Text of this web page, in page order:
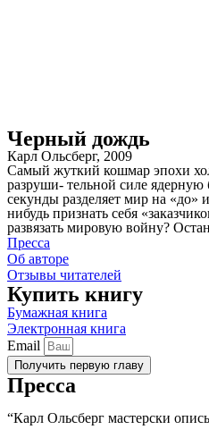
Черный дождь
Карл Ольсберг, 2009
Самый жуткий кошмар эпохи
разруши- тельной силе
секунды разделяет мир на «до»
нибудь признать себя
развязать мировую войну?
Пресса
Об авторе
Отзывы читателей
Купить книгу
Бумажная книга
Электронная книга
Email
Получить первую главу
Пресса
“Карл Ольсберг мастерски